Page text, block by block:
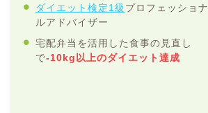
ダイエット検定1級 プロフェッショナ
ルアドバイザー
宅配弁当を活用した食事の見直し
で-10kg以上のダイエット達成